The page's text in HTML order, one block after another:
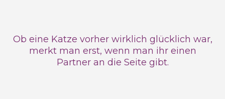
Ob eine Katze vorher wirklich glücklich war,
merkt man erst, wenn man ihr einen
Partner an die Seite gibt.